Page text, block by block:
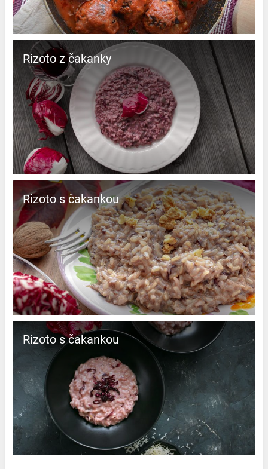
Rizoto z čakanky
Rizoto s čakankou
Rizoto s čakankou